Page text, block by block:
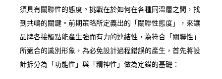
須具有關聯性的態度。挑戰在於如何在各種同溫層之間，找
到共鳴的關鍵。前期策略所定義出的「關聯性態度」，來讓
品牌各接觸點能產生強而有力的連結性，為符合「關聯性」
所適合的識別形象，為必免設計過程錯誤的產生，首先將設
計拆分為「功能性」與「精神性」做為定錨的基礎：